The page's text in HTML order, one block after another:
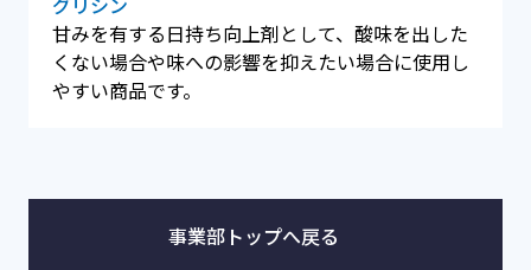
甘みを有する日持ち向上剤として、酸味を出した
くない場合や味への影響を抑えたい場合に使用し
やすい商品です。
事業部トップへ戻る